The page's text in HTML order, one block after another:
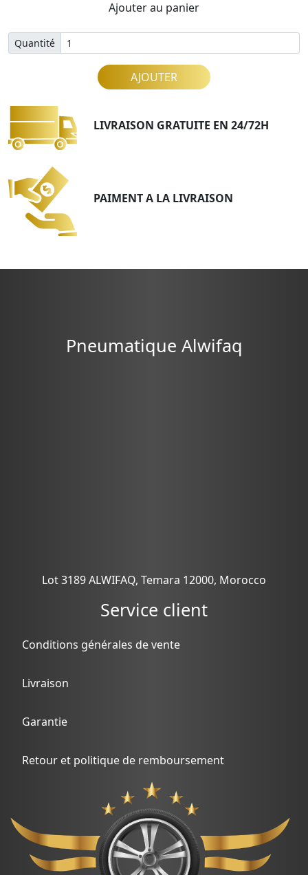
Ajouter au panier
Quantité
AJOUTER
LIVRAISON GRATUITE EN 24/72H
PAIMENT A LA LIVRAISON
Pneumatique Alwifaq
Lot 3189 ALWIFAQ, Temara 12000, Morocco
Service client
Conditions générales de vente
Livraison
Garantie
Retour et politique de remboursement